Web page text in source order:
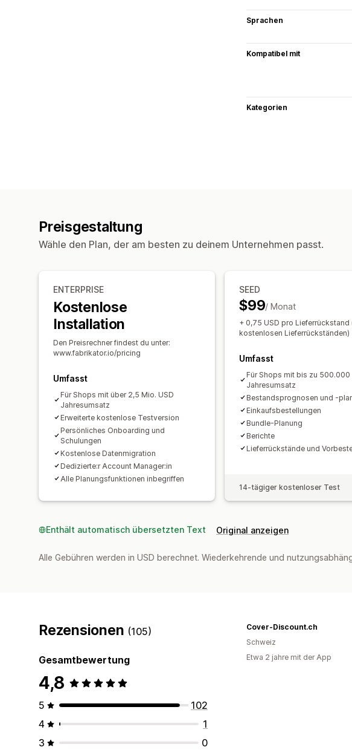
Sprachen
Kompatibel mit
Kategorien
Preisgestaltung
Wähle den Plan, der am besten zu deinem Unternehmen passt.
ENTERPRISE
Kostenlose
Installation
Den Preisrechner findest du unter:
www.fabrikator.io/pricing
Umfasst
Für Shops mit über 2,5 Mio. USD
Jahresumsatz
Erweiterte kostenlose Testversion
Persönliches Onboarding und
Schulungen
Kostenlose Datenmigration
Dedizierte:r Account Manager:in
Alle Planungsfunktionen inbegriffen
SEED
$99/ Monat
+ 0,75 USD pro Lieferrückstand
kostenlosen Lieferrückständen)
Umfasst
Für Shops mit bis zu 500.000
Jahresumsatz
Bestandsprognosen und -
Einkaufsbestellungen
Bundle-Planung
Berichte
Lieferrückstände und
14-tägiger kostenloser Test
Enthält automatisch übersetzten Text Original anzeigen
Alle Gebühren werden in USD berechnet. Wiederkehrende und
Rezensionen (105)
Gesamtbewertung
4,8
5
102
4
1
3
0
Cover-Discount.ch
Schweiz
Etwa 2 jahre mit der App